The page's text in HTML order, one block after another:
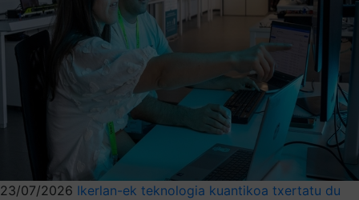
23/07/2026 Ikerlan-ek teknologia kuantikoa txertatu du